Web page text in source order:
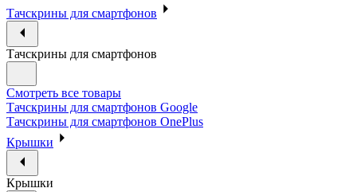
Тачскрины для смартфонов
Тачскрины для смартфонов
Смотреть все товары
Тачскрины для смартфонов Google
Тачскрины для смартфонов OnePlus
Крышки
Крышки